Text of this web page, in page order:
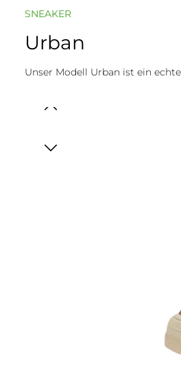
SNEAKER
Urban
Unser Modell Urban ist ein
Bildergalerie überspringen